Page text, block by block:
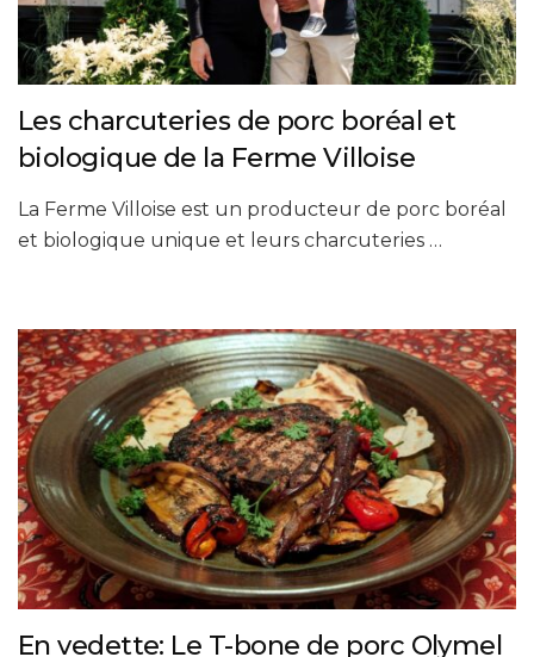
Les charcuteries de porc boréal et
biologique de la Ferme Villoise
La Ferme Villoise est un producteur de porc boréal
et biologique unique et leurs charcuteries …
En vedette: Le T-bone de porc Olymel